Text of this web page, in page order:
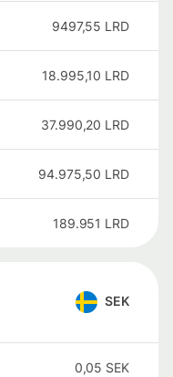
9497,55 LRD
18.995,10 LRD
37.990,20 LRD
94.975,50 LRD
189.951 LRD
SEK
0,05 SEK